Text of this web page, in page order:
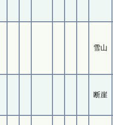
雪山
断崖